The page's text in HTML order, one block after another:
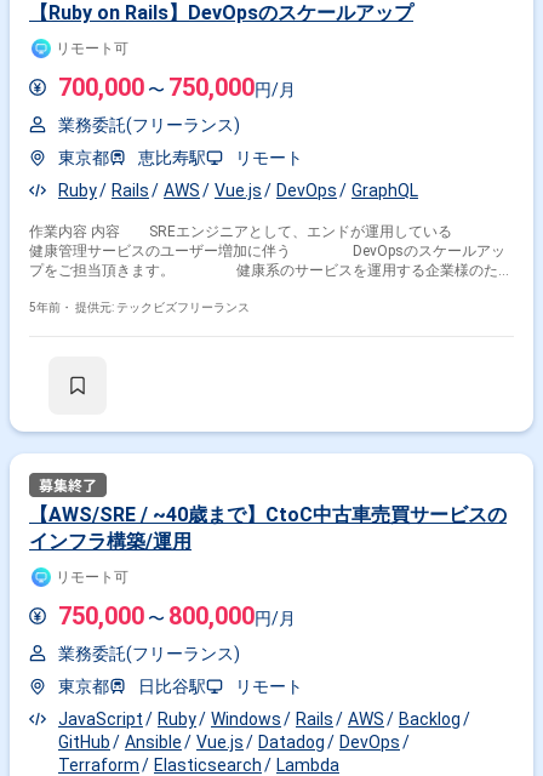
【Ruby on Rails】DevOpsのスケールアップ
リモート可
700,000 〜 750,000円/月
業務委託(フリーランス)
東京都
恵比寿駅
リモート
Ruby
Rails AWS Vue.js DevOps GraphQL
作業内容 内容 SREエンジニアとして、エンドが運用している
健康管理サービスのユーザー増加に伴う DevOpsのスケールアッ
プをご担当頂きます。 健康系のサービスを運用する企業様のた
プラットフォーム：現在はWebアプリのみ提供（PC,スマホ） バ
Jest, BrowserStack, 外部診断ツール リポジトリ、PJ管理：
Capistrano, Sentry 場所 恵比寿(フルリモートも可) 時間 10:00～
19:00 ※応募条件：30代後半まで ※選考を進めるにあたってスキルシート
が必要です ※外国籍の方はお断りしております
5年前・ 提供元: テックビズフリーランス
【AWS/SRE / ~40歳まで】CtoC中古車売買サービスの
インフラ構築/運用
リモート可
750,000 〜 800,000円/月
業務委託(フリーランス)
東京都
日比谷駅
リモート
JavaScript
Ruby Windows Rails AWS
Backlog
GitHub
Ansible Vue.js Datadog
DevOps
Terraform
Elasticsearch
Lambda